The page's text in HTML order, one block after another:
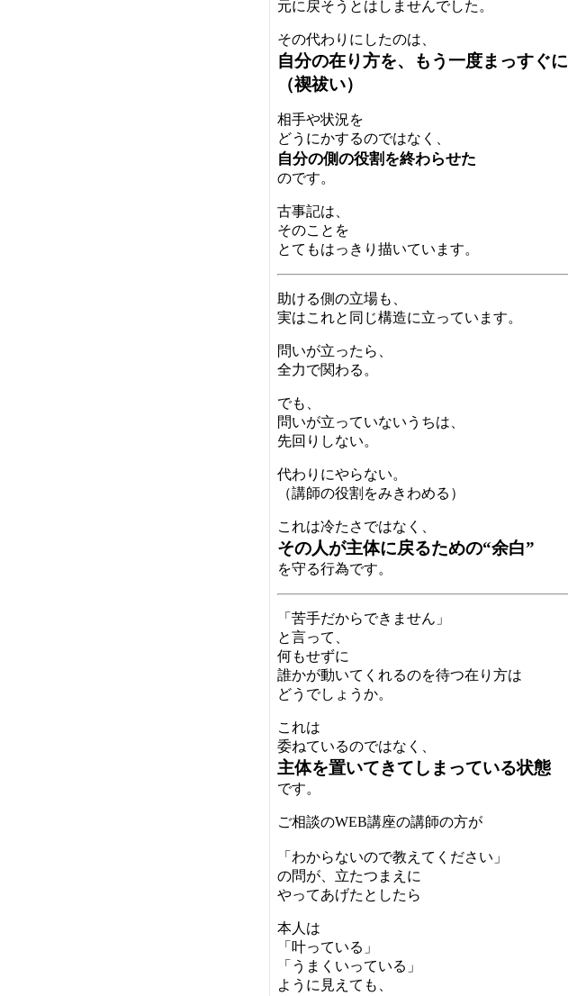
元に戻そうとはしませんでした。
その代わりにしたのは、
自分の在り方を、もう一度まっすぐ
（禊祓い）
相手や状況を
どうにかするのではなく、
自分の側の役割を終わらせた
のです。
古事記は、
そのことを
とてもはっきり描いています。
助ける側の立場も、
実はこれと同じ構造に立っています。
問いが立ったら、
全力で関わる。
でも、
問いが立っていないうちは、
先回りしない。
代わりにやらない。
（講師の役割をみきわめる）
これは冷たさではなく、
その人が主体に戻るための“余白”
を守る行為です。
「苦手だからできません」
と言って、
何もせずに
誰かが動いてくれるのを待つ在り方は
どうでしょうか。
これは
委ねているのではなく、
主体を置いてきてしまっている状態
です。
ご相談のWEB講座の講師の方が
「わからないので教えてください」
の問が、立たつまえに
やってあげたとしたら
本人は
「叶っている」
「うまくいっている」
ように見えても、